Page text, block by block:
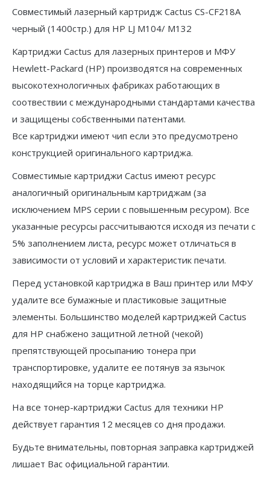
LJ
M104a/M104w/M132a/M132fn/M132fw/M132nw
Совместимый лазерный картридж Cactus CS-CF218A
черный (1400стр.) для HP LJ M104/ M132
Картриджи Cactus для лазерных принтеров и МФУ
Hewlett-Packard (HP) производятся на современных
высокотехнологичных фабриках работающих в
соотвествии с международными стандартами качества
и защищены собственными патентами.
Все картриджи имеют чип если это предусмотрено
конструкцией оригинального картриджа.
Совместимые картриджи Cactus имеют ресурс
аналогичный оригинальным картриджам (за
исключением MPS серии с повышенным ресуром). Все
указанные ресурсы рассчитываются исходя из печати с
5% заполнением листа, ресурс может отличаться в
зависимости от условий и характеристик печати.
Перед установкой картриджа в Ваш принтер или МФУ
удалите все бумажные и пластиковые защитные
элементы. Большинство моделей картриджей Cactus
для HP снабжено защитной летной (чекой)
препятствующей просыпанию тонера при
транспортировке, удалите ее потянув за язычок
находящийся на торце картриджа.
На все тонер-картриджи Cactus для техники HP
действует гарантия 12 месяцев со дня продажи.
Будьте внимательны, повторная заправка картриджей
лишает Вас официальной гарантии.